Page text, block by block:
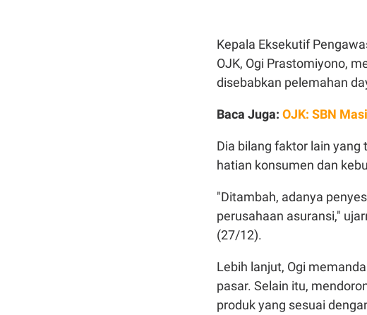
Kepala Eksekutif
OJK, Ogi Prastomiyono,
disebabkan pelemahan
Baca Juga: OJK: SBN
Dia bilang faktor lain
hatian konsumen dan
"Ditambah, adanya
perusahaan asuransi,"
(27/12).
Lebih lanjut, Ogi
pasar. Selain itu,
produk yang sesuai